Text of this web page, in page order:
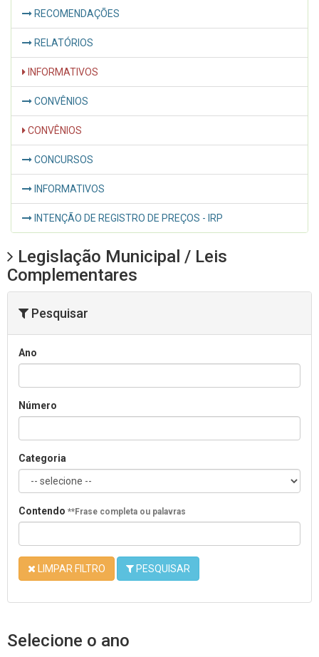
RECOMENDAÇÕES
RELATÓRIOS
INFORMATIVOS
CONVÊNIOS
CONVÊNIOS
CONCURSOS
INFORMATIVOS
INTENÇÃO DE REGISTRO DE PREÇOS - IRP
Legislação Municipal / Leis
Complementares
Pesquisar
Ano
Número
Categoria
Contendo **Frase completa ou palavras
LIMPAR FILTRO PESQUISAR
Selecione o ano